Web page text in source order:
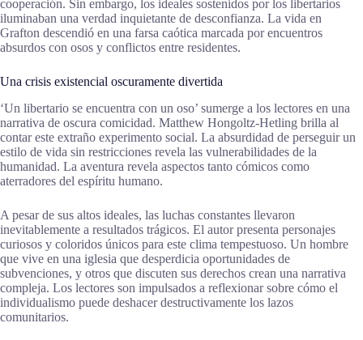
cooperación. Sin embargo, los ideales sostenidos por los libertarios
iluminaban una verdad inquietante de desconfianza. La vida en
Grafton descendió en una farsa caótica marcada por encuentros
absurdos con osos y conflictos entre residentes.
Una crisis existencial oscuramente divertida
‘Un libertario se encuentra con un oso’ sumerge a los lectores en una
narrativa de oscura comicidad. Matthew Hongoltz-Hetling brilla al
contar este extraño experimento social. La absurdidad de perseguir un
estilo de vida sin restricciones revela las vulnerabilidades de la
humanidad. La aventura revela aspectos tanto cómicos como
aterradores del espíritu humano.
A pesar de sus altos ideales, las luchas constantes llevaron
inevitablemente a resultados trágicos. El autor presenta personajes
curiosos y coloridos únicos para este clima tempestuoso. Un hombre
que vive en una iglesia que desperdicia oportunidades de
subvenciones, y otros que discuten sus derechos crean una narrativa
compleja. Los lectores son impulsados a reflexionar sobre cómo el
individualismo puede deshacer destructivamente los lazos
comunitarios.